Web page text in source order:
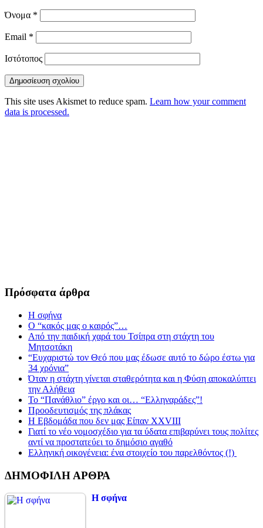
Όνομα *
Email *
Ιστότοπος
This site uses Akismet to reduce spam. Learn how your comment
data is processed.
Πρόσφατα άρθρα
Η σφήνα
Ο “κακός μας ο καιρός”…
Από την παιδική χαρά του Τσίπρα στη στάχτη του
Μητσοτάκη
“Ευχαριστώ τον Θεό που μας έδωσε αυτό το δώρο έστω για
34 χρόνια”
Όταν η στάχτη γίνεται σταθερότητα και η Φύση αποκαλύπτει
την Αλήθεια
Το “Πανάθλιο” έργο και οι… “Ελληναράδες”!
Προοδευτισμός της πλάκας
Η Εβδομάδα που δεν μας Είπαν XXVIII
Γιατί το νέο νομοσχέδιο για τα ύδατα επιβαρύνει τους πολίτες
αντί να προστατεύει το δημόσιο αγαθό
Ελληνική οικογένεια: ένα στοιχείο του παρελθόντος (!)
ΔΗΜΟΦΙΛΗ ΑΡΘΡΑ
Η σφήνα